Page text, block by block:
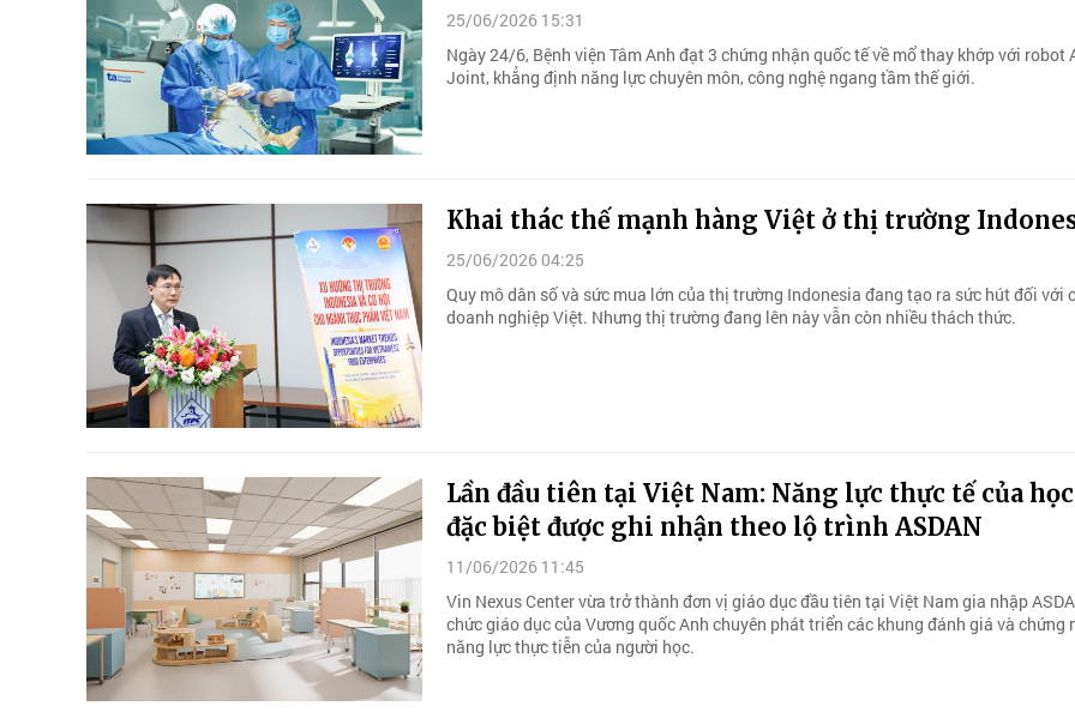
25/06/2026 15:31
Ngày 24/6, Bệnh viện Tâm Anh đạt 3 chứng nhận quốc tế về mổ thay khớp với robot
Joint, khẳng định năng lực chuyên môn, công nghệ ngang tầm thế giới.
Khai thác thế mạnh hàng Việt ở thị trường
25/06/2026 04:25
Quy mô dân số và sức mua lớn của thị trường Indonesia đang tạo ra sức hút đối với
doanh nghiệp Việt. Nhưng thị trường đang lên này vẫn còn nhiều thách thức.
Lần đầu tiên tại Việt Nam: Năng lực thực tế của
đặc biệt được ghi nhận theo lộ trình ASDAN
11/06/2026 11:45
Vin Nexus Center vừa trở thành đơn vị giáo dục đầu tiên tại Việt Nam gia nhập
chức giáo dục của Vương quốc Anh chuyên phát triển các khung đánh giá và chứng
năng lực thực tiễn của người học.